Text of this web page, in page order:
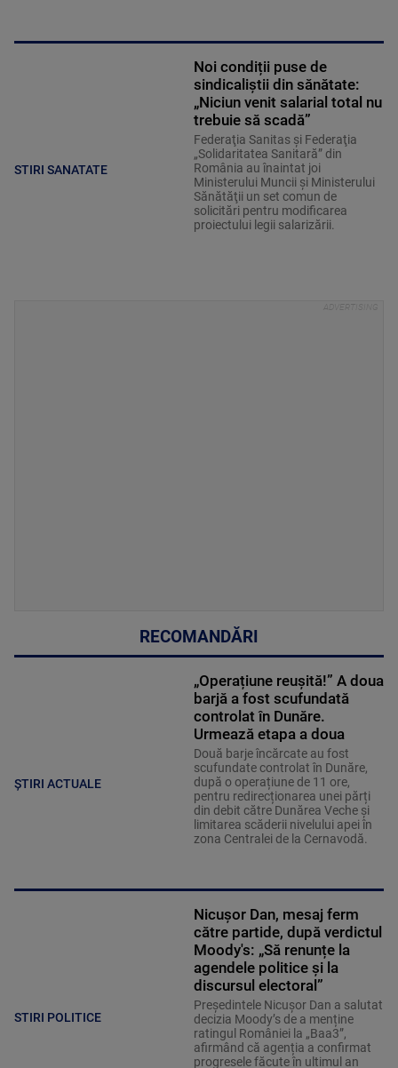
STIRI SANATATE
Noi condiții puse de
sindicaliștii din sănătate:
„Niciun venit salarial total nu
trebuie să scadă”
Federaţia Sanitas şi Federaţia
„Solidaritatea Sanitară” din
România au înaintat joi
Ministerului Muncii şi Ministerului
Sănătăţii un set comun de
solicitări pentru modificarea
proiectului legii salarizării.
RECOMANDĂRI
ȘTIRI ACTUALE
„Operațiune reușită!” A doua
barjă a fost scufundată
controlat în Dunăre.
Urmează etapa a doua
Două barje încărcate au fost
scufundate controlat în Dunăre,
după o operațiune de 11 ore,
pentru redirecționarea unei părți
din debit către Dunărea Veche și
limitarea scăderii nivelului apei în
zona Centralei de la Cernavodă.
STIRI POLITICE
Nicușor Dan, mesaj ferm
către partide, după verdictul
Moody's: „Să renunțe la
agendele politice şi la
discursul electoral”
Președintele Nicușor Dan a salutat
decizia Moody’s de a menține
ratingul României la „Baa3”,
afirmând că agenția a confirmat
progresele făcute în ultimul an